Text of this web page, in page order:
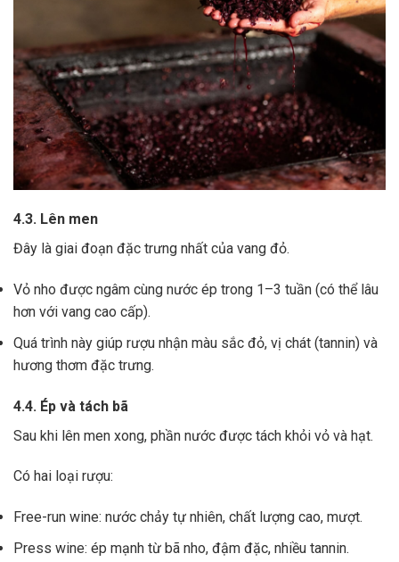
4.3. Lên men
Đây là giai đoạn đặc trưng nhất của vang đỏ.
Vỏ nho được ngâm cùng nước ép trong 1–3 tuần (có thể lâu
hơn với vang cao cấp).
Quá trình này giúp rượu nhận màu sắc đỏ, vị chát (tannin) và
hương thơm đặc trưng.
4.4. Ép và tách bã
Sau khi lên men xong, phần nước được tách khỏi vỏ và hạt.
Có hai loại rượu:
Free-run wine: nước chảy tự nhiên, chất lượng cao, mượt.
Press wine: ép mạnh từ bã nho, đậm đặc, nhiều tannin.